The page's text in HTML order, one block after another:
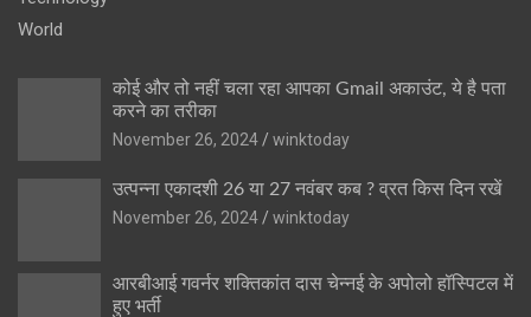
World
कोई और तो नहीं चला रहा आपका Gmail अकाउंट, ये है पता
करने का तरीका
November 26, 2024
winktoday
उत्पन्ना एकादशी 26 या 27 नवंबर कब ? व्रत किस दिन रखें
November 26, 2024
winktoday
आरबीआई गवर्नर शक्तिकांत दास चेन्नई के अपोलो हॉस्पिटल में
हुए भर्ती